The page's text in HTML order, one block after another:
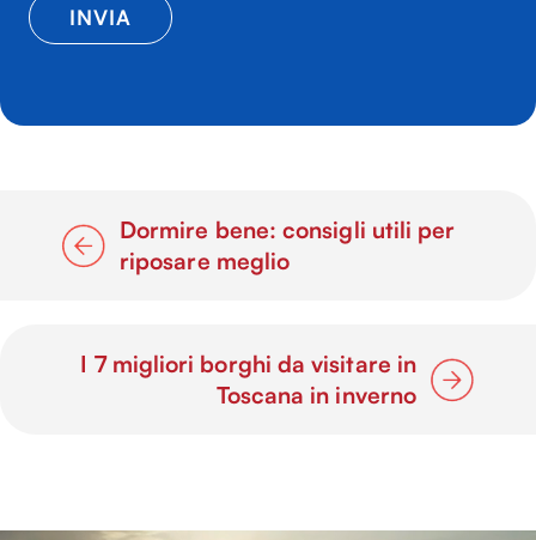
Dormire bene: consigli utili per
riposare meglio
I 7 migliori borghi da visitare in
Toscana in inverno